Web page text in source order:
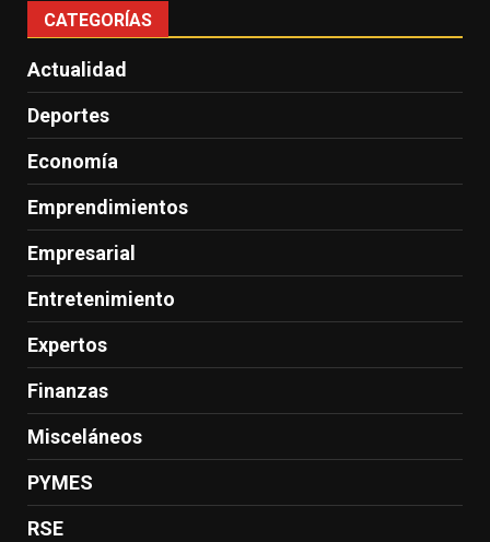
CATEGORÍAS
Actualidad
Deportes
Economía
Emprendimientos
Empresarial
Entretenimiento
Expertos
Finanzas
Misceláneos
PYMES
RSE